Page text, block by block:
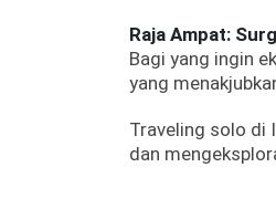
Raja Ampat:
Bagi yang ingin
yang
Traveling solo di
dan